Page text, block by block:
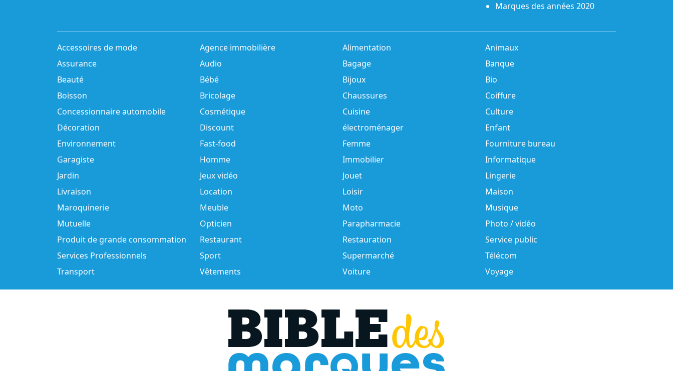
Marques des années 2020
Accessoires de mode Agence immobilière Alimentation
Animaux
Assurance
Audio Bagage
Banque
Beauté
Bébé Bijoux
Bio
Boisson
Bricolage Chaussures
Coiffure
Concessionnaire automobile
Cosmétique Cuisine
Culture
Décoration
Discount électroménager
Enfant
Environnement
Fast-food Femme
Fourniture bureau
Garagiste
Homme Immobilier
Informatique
Jardin
Jeux vidéo Jouet
Lingerie
Livraison
Location Loisir
Maison
Maroquinerie
Meuble Moto
Musique
Mutuelle
Opticien Parapharmacie
Photo / vidéo
Produit de grande consommation
Restaurant Restauration
Service public
Services Professionnels
Sport Supermarché
Télécom
Transport
Vêtements Voiture Voyage